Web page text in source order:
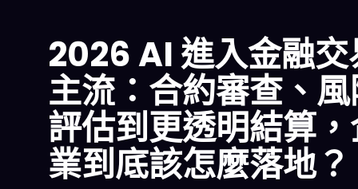
2026 AI 進入金融交
主流：合約審查、
評估到更透明結算
業到底該怎麼落地？